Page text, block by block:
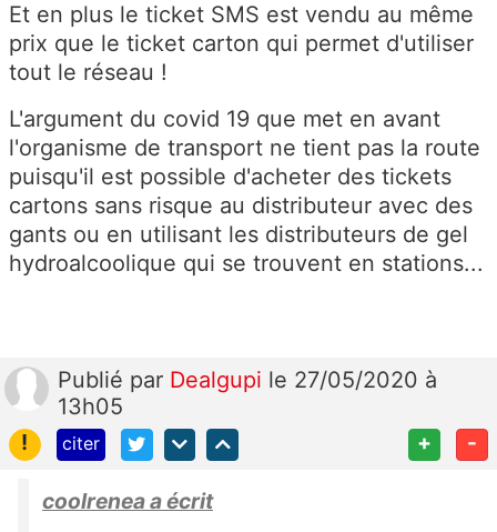
Et en plus le ticket SMS est vendu au même
prix que le ticket carton qui permet d'utiliser
tout le réseau !
L'argument du covid 19 que met en avant
l'organisme de transport ne tient pas la route
puisqu'il est possible d'acheter des tickets
cartons sans risque au distributeur avec des
gants ou en utilisant les distributeurs de gel
hydroalcoolique qui se trouvent en stations...
Publié par Dealgupi le 27/05/2020 à
13h05
!
citer + -
coolrenea a écrit